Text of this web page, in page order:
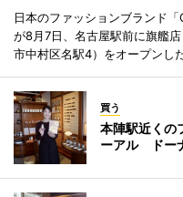
日本のファッションブランド
が8月7日、名古屋駅前に旗艦
市中村区名駅4）をオープンした
買う
本陣駅近くの
ーアル ドー